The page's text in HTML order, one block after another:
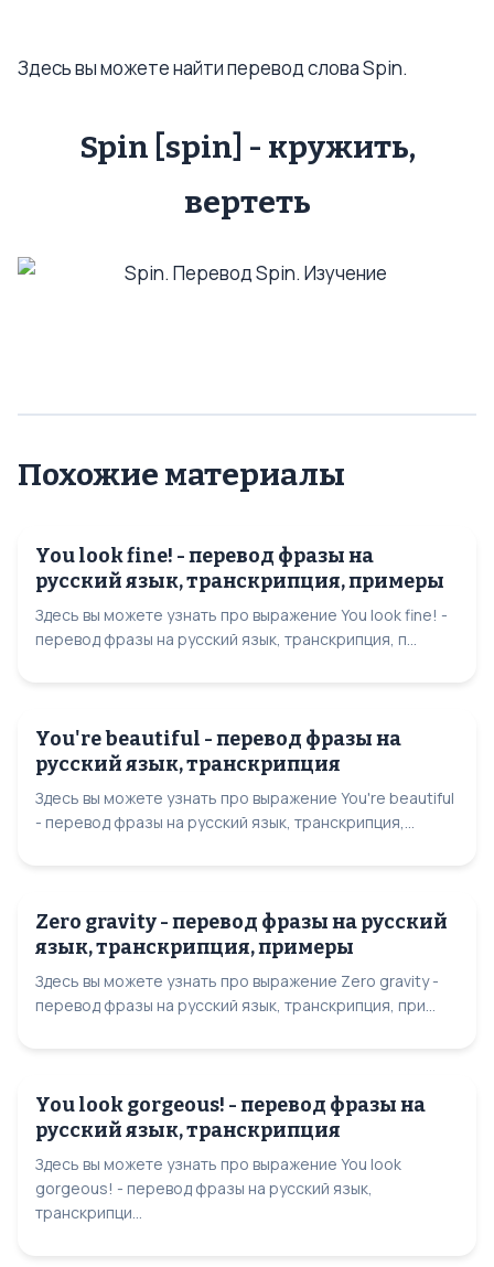
Здесь вы можете найти перевод слова Spin.
Spin [spin] - кружить,
вертеть
Похожие материалы
You look fine! - перевод фразы на
русский язык, транскрипция, примеры
Здесь вы можете узнать про выражение You look fine! -
перевод фразы на русский язык, транскрипция, п...
You're beautiful - перевод фразы на
русский язык, транскрипция
Здесь вы можете узнать про выражение You're beautiful
- перевод фразы на русский язык, транскрипция,...
Zero gravity - перевод фразы на русский
язык, транскрипция, примеры
Здесь вы можете узнать про выражение Zero gravity -
перевод фразы на русский язык, транскрипция, при...
You look gorgeous! - перевод фразы на
русский язык, транскрипция
Здесь вы можете узнать про выражение You look
gorgeous! - перевод фразы на русский язык,
транскрипци...